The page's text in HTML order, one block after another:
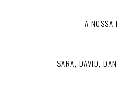
A NOSSA
SARA, DAVID,